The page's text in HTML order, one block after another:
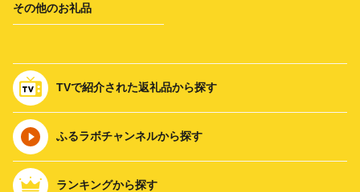
その他のお礼品
TVで紹介された返礼品から探す
ふるラボチャンネルから探す
ランキングから探す